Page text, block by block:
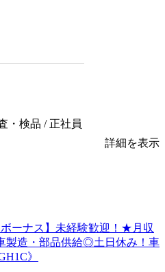
・検品 / 正社員
詳細を表示